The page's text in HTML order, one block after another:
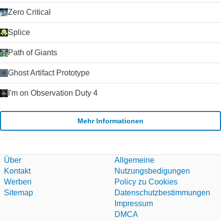
sein. Der Text-Chat wird nur durch sehr schlechte
Verbindungen beeinträchtigt. Die Schaltfläche Anrufqualität
gibt Ihnen detaillierte Informationen über die erwartete
Anrufqualität für jeden Ihrer Kontakte (da die Qualität von der
Zusammenfassung Wenn Sie nach einem zuverlässigen und
Microsoft im Jahr 2011 hat die Plattform weiter stabilisiert und
für seinen alternden Nachrichtendienst Windows Live
Download-Schaltfläche, um es auszuprobieren. Microsoft
erlaubt nicht mehr das Hosting seiner
Installationsprogramme. Deshalb leiten wir auf ihre
Zero Critical
Splice
Path of Giants
Ghost Artifact Prototype
I'm on Observation Duty 4
Mehr Informationen
Über
Kontakt
Werben
Sitemap
Allgemeine
Nutzungsbedigungen
Policy zu Cookies
Datenschutzbestimmungen
Impressum
DMCA